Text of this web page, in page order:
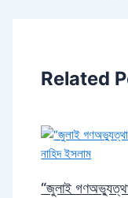
Related
“জুলাই